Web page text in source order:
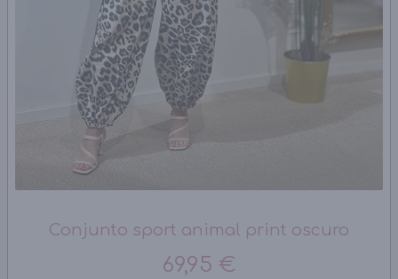
Conjunto sport animal print oscuro
69,95 €